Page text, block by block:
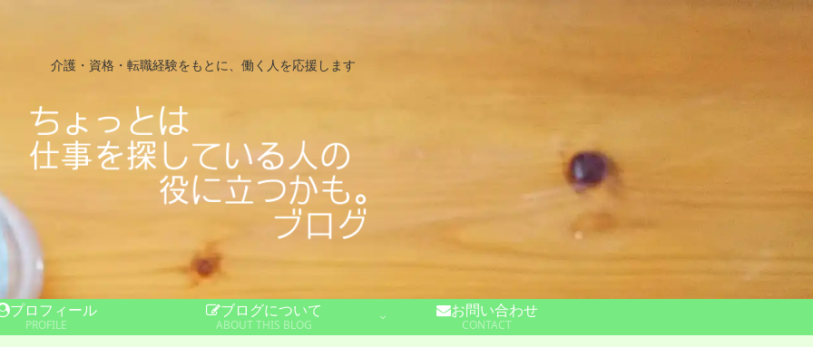
介護・資格・転職経験をもとに、働く人を応援します
プロフィール
PROFILE
ブログについて
ABOUT THIS BLOG
お問い合わせ
CONTACT